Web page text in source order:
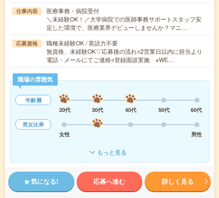
仕事内容
医療事務・病院受付
＼未経験OK！／大学病院での医師事務サポートスタッフ安
定した環境で、医療業界デビューしませんか？マニ…
応募資格
職種未経験OK / 英語力不要
無資格、未経験OK▽応募後の流れ○2営業日以内に担当より
電話・メールにてご連絡○登録面談実施 ※WE…
職場の雰囲気
年齢層
20代
30代 40代 50代
60代
男女比率
女性
男性
もっと見る
気になる! 応募へ進む 詳しく見る